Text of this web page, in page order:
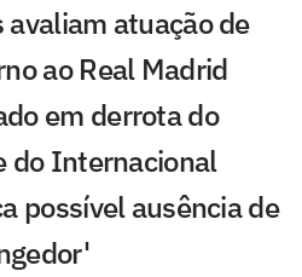
atuação de
ao Real Madrid
em derrota do
do Internacional
possível ausência de